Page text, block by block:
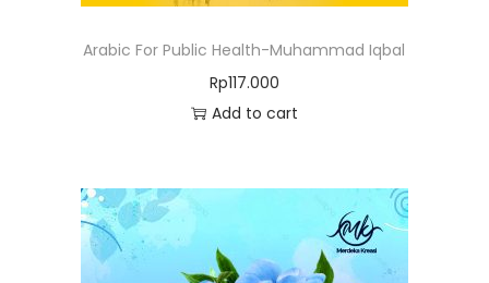
Arabic For Public Health-Muhammad Iqbal
Rp117.000
Add to cart